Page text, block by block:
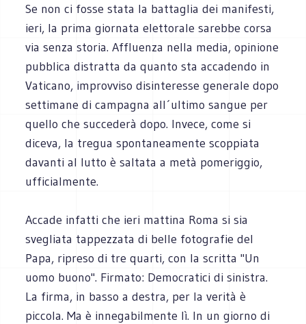
Se non ci fosse stata la battaglia dei manifesti,
ieri, la prima giornata elettorale sarebbe corsa
via senza storia. Affluenza nella media, opinione
pubblica distratta da quanto sta accadendo in
Vaticano, improvviso disinteresse generale dopo
settimane di campagna all´ultimo sangue per
quello che succederà dopo. Invece, come si
diceva, la tregua spontaneamente scoppiata
davanti al lutto è saltata a metà pomeriggio,
ufficialmente.
Accade infatti che ieri mattina Roma si sia
svegliata tappezzata di belle fotografie del
Papa, ripreso di tre quarti, con la scritta "Un
uomo buono". Firmato: Democratici di sinistra.
La firma, in basso a destra, per la verità è
piccola. Ma è innegabilmente lì. In un giorno di